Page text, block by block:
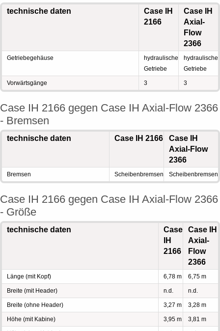
technische daten
Case IH
2166
Case IH
Axial-
Flow
2366
Getriebegehäuse
hydraulische
Getriebe
hydraulische
Getriebe
Vorwärtsgänge 3 3
Case IH 2166 gegen Case IH Axial-Flow 2366
- Bremsen
technische daten Case IH 2166
Case IH
Axial-Flow
2366
Bremsen Scheibenbremsen Scheibenbremsen
Case IH 2166 gegen Case IH Axial-Flow 2366
- Größe
technische daten
Case
IH
2166
Case IH
Axial-
Flow
2366
Länge (mit Kopf) 6,78 m 6,75 m
Breite (mit Header) n.d. n.d.
Breite (ohne Header) 3,27 m 3,28 m
Höhe (mit Kabine) 3,95 m 3,81 m